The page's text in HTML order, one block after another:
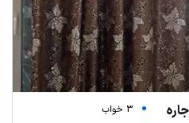
3 خواب